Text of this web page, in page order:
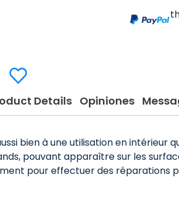
Details Opiniones
bien à une utilisation en
pouvant apparaître sur les
pour effectuer des réparations